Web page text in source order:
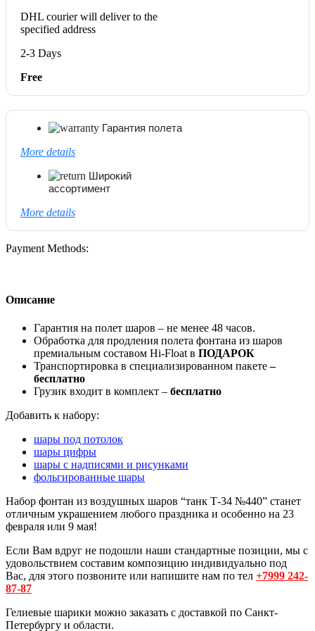
DHL courier will deliver to the
specified address
2-3 Days
Free
Гарантия полета
More details
Широкий
ассортимент
More details
Payment Methods:
Описание
Гарантия на полет шаров – не менее 48 часов.
Обработка для продления полета фонтана из шаров
премиальным составом Hi-Float в ПОДАРОК
Транспортировка в специализированном пакете–
бесплатно
Грузик входит в комплект – бесплатно
Добавить к набору:
шары под потолок
шары цифры
шары с надписями и рисунками
фольгированные шары
Набор фонтан из воздушных шаров “танк Т-34 №440” станет
отличным украшением любого праздника и особенно на 23
февраля или 9 мая!
Если Вам вдруг не подошли наши стандартные позиции, мы с
удовольствием составим композицию индивидуально под
Вас, для этого позвоните или напишите нам по тел +7999 242-
87-87
Гелиевые шарики можно заказать с доставкой по Санкт-
Петербургу и области.